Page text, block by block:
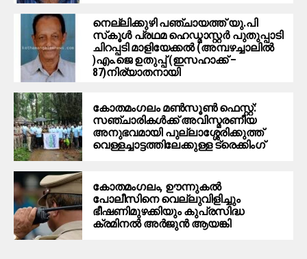
നെല്ലിക്കുഴി പഞ്ചായത്ത് യു.പി
സ്‌കൂൾ പ്രഥമ ഹെഡ്മാസ്റ്റർ പുതുപ്പാടി
ചിറപ്പടി മാളിയേക്കൽ (അമ്പഴച്ചാലിൽ
)എം.ജെ ഉതുപ്പ് (ഇസഹാക്ക് –
87)നിര്യാതനായി
കോതമംഗലം മൺസൂൺ ഫെസ്റ്റ്:
സഞ്ചാരികൾക്ക് അവിസ്മരണീയ
അനുഭവമായി പുല്ലാശ്ശേരിക്കുത്ത്
വെള്ളച്ചാട്ടത്തിലേക്കുള്ള ട്രെക്കിംഗ്
കോതമംഗലം, ഊന്നുകൽ
പോലീസിനെ വെല്ലുവിളിച്ചും
ഭീഷണിമുഴക്കിയും കുപ്രസിദ്ധ
ക്രമിനല്‍ അര്‍ജുന്‍ ആയങ്കി